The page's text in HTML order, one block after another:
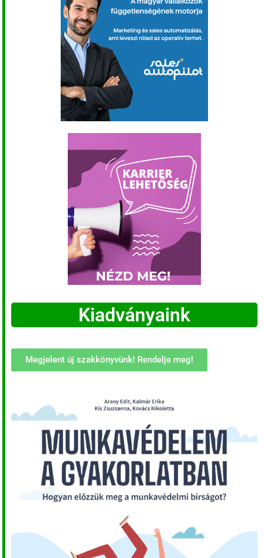
Kiadványaink
Megjelent új szakkönyvünk! Rendelje meg!